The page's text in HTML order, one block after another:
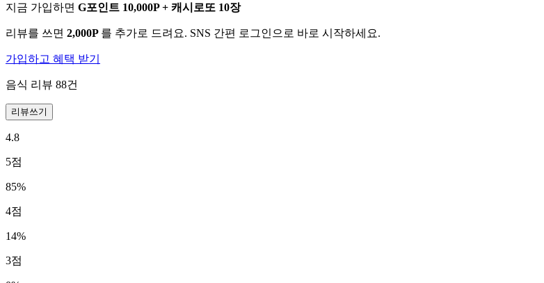
지금 가입하면 G포인트 10,000P + 캐시로또 10장
리뷰를 쓰면 2,000P 를 추가로 드려요. SNS 간편 로그인으로 바로 시작하세요.
가입하고 혜택 받기
음식 리뷰 88건
리뷰쓰기
4.8
5점
85%
4점
14%
3점